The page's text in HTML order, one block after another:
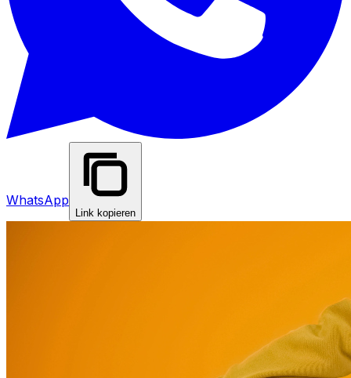
WhatsApp
Link kopieren